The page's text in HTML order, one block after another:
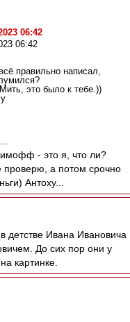
06:42
06:42
правильно написал,
это было к тебе.))
- это я, что ли?
проверю, а потом срочно
Антоху...
детстве Ивана Ивановича
До сих пор они у
картинке.